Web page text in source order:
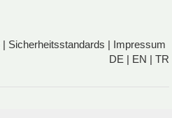
| Sicherheitsstandards | Impressum
DE | EN | TR